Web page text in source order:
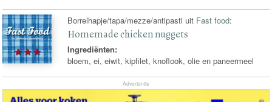
Borrelhapje/tapa/mezze/antipasti uit Fast food:
Homemade chicken nuggets
Ingrediënten:
bloem, ei, eiwit, kipfilet, knoflook, olie en paneermeel
Advertentie